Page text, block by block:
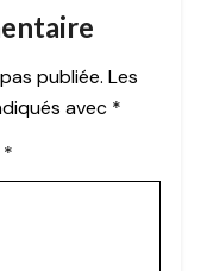
publiée. Les
avec *
*